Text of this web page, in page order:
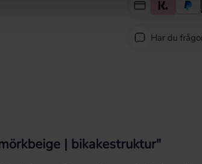
Har du
| bikakestruktur"